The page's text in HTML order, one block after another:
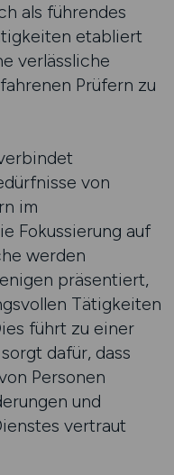
als führendes
etabliert
verlässliche
Prüfern zu
von
im
Fokussierung auf
werden
präsentiert,
Tätigkeiten
führt zu einer
dafür, dass
Personen
und
vertraut